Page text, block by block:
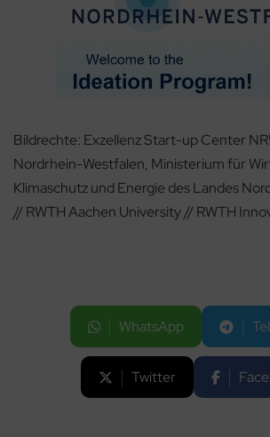
Bildrechte: Exzellenz Start-up Center
Nordrhein-Westfalen, Ministerium für
Klimaschutz und Energie des Landes
// RWTH Aachen University // RWTH
WhatsApp
Twitter